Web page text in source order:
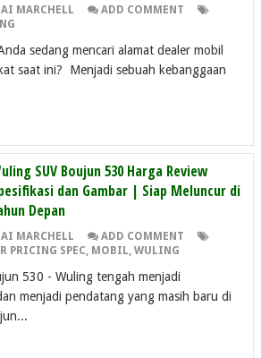
AI MARCHELL
ADD COMMENT
sedang mencari alamat dealer mobil
saat ini? Menjadi sebuah kebanggaan
SUV Boujun 530 Harga Review
dan Gambar | Siap Meluncur di
Depan
AI MARCHELL
ADD COMMENT
PRICING SPEC, MOBIL, WULING
530 - Wuling tengah menjadi
menjadi pendatang yang masih baru di